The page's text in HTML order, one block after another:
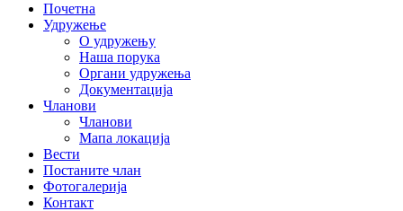
Почетна
Удружење
O удружењу
Наша порука
Органи удружења
Документација
Чланови
Чланови
Мапа локација
Вести
Постаните члан
Фотогалерија
Контакт